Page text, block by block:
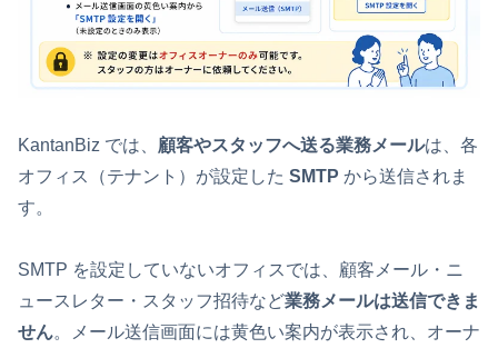
KantanBiz では、 顧客やスタッフへ送る業務メールは、各
オフィス（テナント）が設定した SMTP から送信されま
す。
SMTP を設定していないオフィスでは、顧客メール・ニ
ュースレター・スタッフ招待など業務メールは送信できま
せん。メール送信画面には黄色い案内が表示され、オーナ